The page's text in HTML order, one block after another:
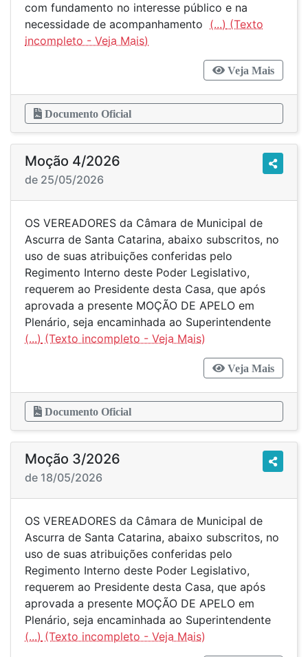
com fundamento no interesse público e na
necessidade de acompanhamento (...)
Veja Mais
Documento Oficial
Moção 4/2026
de 25/05/2026
OS VEREADORES da Câmara de Municipal de
Ascurra de Santa Catarina, abaixo subscritos, no
uso de suas atribuições conferidas pelo
Regimento Interno deste Poder Legislativo,
requerem ao Presidente desta Casa, que após
aprovada a presente MOÇÃO DE APELO em
Plenário, seja encaminhada ao Superintendente
(...)
Veja Mais
Documento Oficial
Moção 3/2026
de 18/05/2026
OS VEREADORES da Câmara de Municipal de
Ascurra de Santa Catarina, abaixo subscritos, no
uso de suas atribuições conferidas pelo
Regimento Interno deste Poder Legislativo,
requerem ao Presidente desta Casa, que após
aprovada a presente MOÇÃO DE APELO em
Plenário, seja encaminhada ao Superintendente
(...)